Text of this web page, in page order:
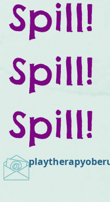
Spill!
Spill!
Spill!